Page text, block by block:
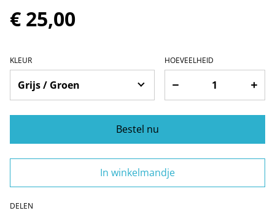
€ 25,00
KLEUR HOEVEELHEID
Bestel nu
In winkelmandje
DELEN